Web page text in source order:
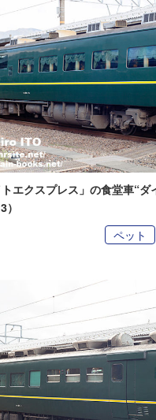
トエクスプレス」の食堂車“
ペット